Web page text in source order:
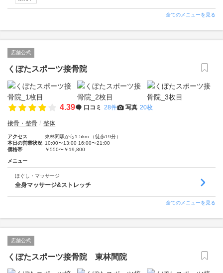
全てのメニューを見る
店舗公式
くぼたスポーツ接骨院
4.39 口コミ 28件 写真 20枚
接骨・整骨 整体
アクセス
東林間駅から1.5km （徒歩19分）
本日の営業状況 10:00〜13:00 16:00〜21:00
価格帯
￥550〜￥19,800
メニュー
ほぐし・マッサージ
全身マッサージ&ストレッチ
全てのメニューを見る
店舗公式
くぼたスポーツ接骨院 東林間院